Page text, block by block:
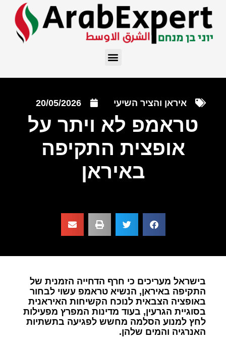
איראן והציר השיעי 20/05/2026
טראמפ לא ויתר על
אופצית התקיפה
באיראן
בישראל מעריכים כי חרף הדחייה הזמנית של
התקיפה באיראן, הנשיא טראמפ עשוי לבחור
באופציה הצבאית לנוכח הקשיחות האיראנית
בסוגיית הגרעין, בעוד מדינות המפרץ מפעילות
לחץ למנוע הסלמה מחשש לפגיעה בתשתיות
האנרגיה והמים שלהן.